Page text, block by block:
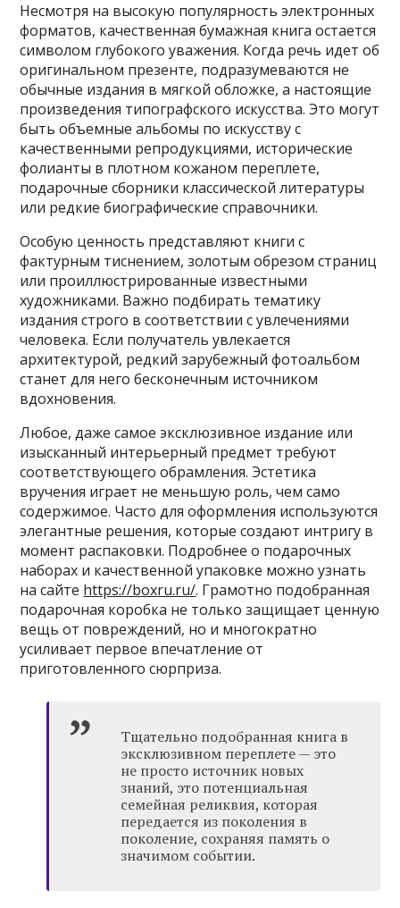
Несмотря на высокую популярность электронных
форматов, качественная бумажная книга остается
символом глубокого уважения. Когда речь идет об
оригинальном презенте, подразумеваются не
обычные издания в мягкой обложке, а настоящие
произведения типографского искусства. Это могут
быть объемные альбомы по искусству с
качественными репродукциями, исторические
фолианты в плотном кожаном переплете,
подарочные сборники классической литературы
или редкие биографические справочники.
Особую ценность представляют книги с
фактурным тиснением, золотым обрезом страниц
или проиллюстрированные известными
художниками. Важно подбирать тематику
издания строго в соответствии с увлечениями
человека. Если получатель увлекается
архитектурой, редкий зарубежный фотоальбом
станет для него бесконечным источником
вдохновения.
Любое, даже самое эксклюзивное издание или
изысканный интерьерный предмет требуют
соответствующего обрамления. Эстетика
вручения играет не меньшую роль, чем само
содержимое. Часто для оформления используются
элегантные решения, которые создают интригу в
момент распаковки. Подробнее о подарочных
наборах и качественной упаковке можно узнать
на сайте https://boxru.ru/. Грамотно подобранная
подарочная коробка не только защищает ценную
вещь от повреждений, но и многократно
усиливает первое впечатление от
приготовленного сюрприза.
Тщательно подобранная книга в
эксклюзивном переплете — это
не просто источник новых
знаний, это потенциальная
семейная реликвия, которая
передается из поколения в
поколение, сохраняя память о
значимом событии.